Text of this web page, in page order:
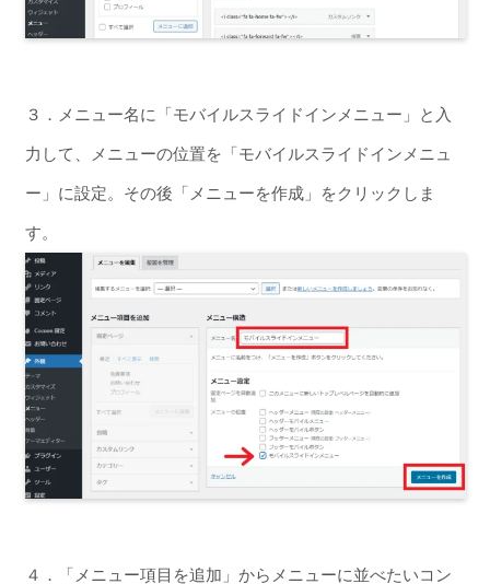
３．メニュー名に「モバイルスライドインメニュー」と入
力して、メニューの位置を「モバイルスライドインメニュ
ー」に設定。その後「メニューを作成」をクリックしま
す。
４．「メニュー項目を追加」からメニューに並べたいコン